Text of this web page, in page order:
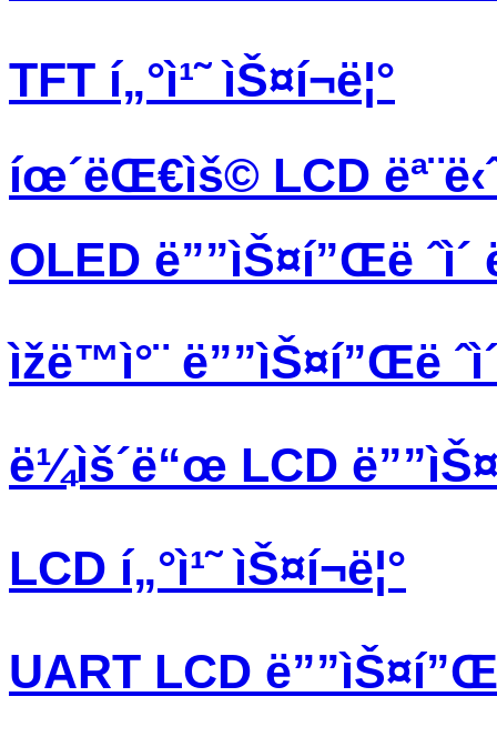
TFT í„°ì¹˜ ìŠ¤í¬ë¦°
íœ´ëŒ€ìš© LCD
OLED ë””ìŠ¤í”Œë ˆì´
ìžë™ì°¨ ë””ìŠ¤í”Œë
ë¼ìš´ë“œ LCD
LCD í„°ì¹˜ ìŠ¤í¬ë¦°
UART LCD ë””ìŠ¤í”Œë